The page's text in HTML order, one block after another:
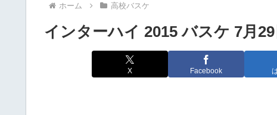
ホーム 高校バスケ
インターハイ 2015 バスケ 7月
X Facebook